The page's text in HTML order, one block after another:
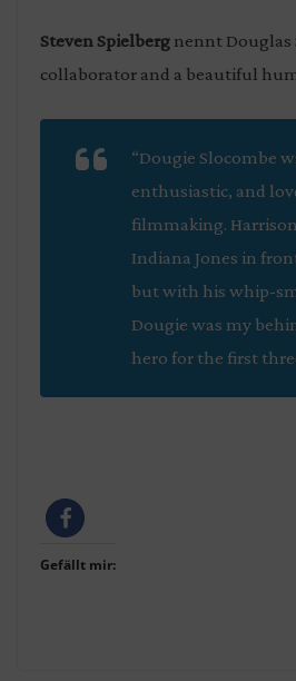
Steven Spielberg nennt Douglas
collaborator and a beautiful
“Dougie Slocombe
enthusiastic, and
filmmaking.
Indiana Jones in
but with his whip-
Dougie was my
hero for the first
Gefällt mir: